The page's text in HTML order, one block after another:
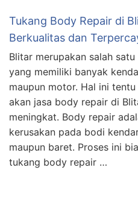
Tukang Body Repair di
Berkualitas dan
Blitar merupakan salah
yang memiliki banyak
maupun motor. Hal ini
akan jasa body repair di
meningkat. Body repair
kerusakan pada bodi
maupun baret. Proses ini
tukang body repair …